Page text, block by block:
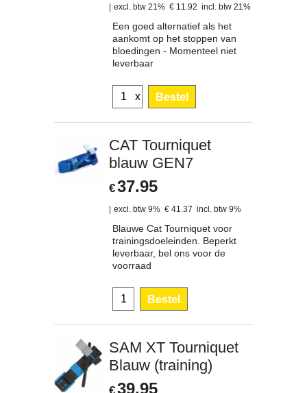
excl. btw 21% € 11.92 incl. btw 21%
Een goed alternatief als het
aankomt op het stoppen van
bloedingen - Momenteel niet
leverbaar
x Bestel
CAT Tourniquet
blauw GEN7
€37.95
excl. btw 9% € 41.37 incl. btw 9%
Blauwe Cat Tourniquet voor
trainingsdoeleinden. Beperkt
leverbaar, bel ons voor de
voorraad
Bestel
SAM XT Tourniquet
Blauw (training)
39.95